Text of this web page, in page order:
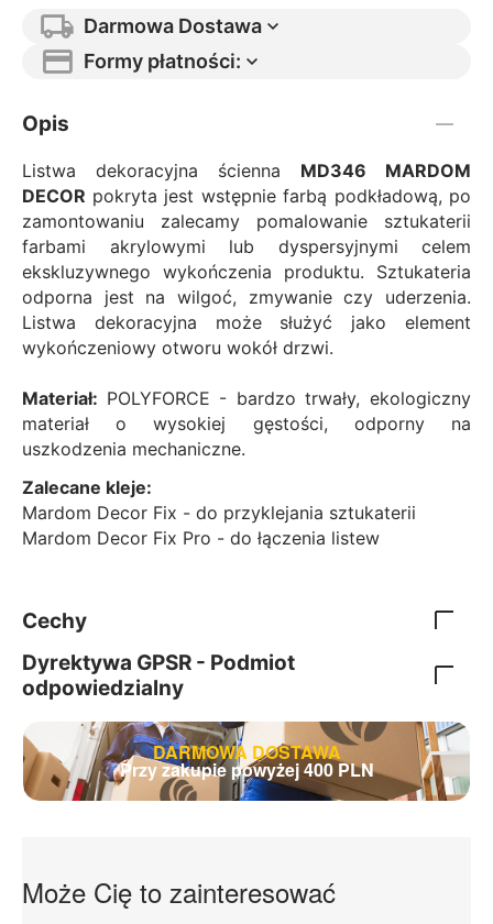
Darmowa Dostawa
Formy płatności:
Opis
Listwa dekoracyjna ścienna MD346 MARDOM
DECOR pokryta jest wstępnie farbą podkładową, po
zamontowaniu zalecamy pomalowanie sztukaterii
farbami akrylowymi lub dyspersyjnymi celem
ekskluzywnego wykończenia produktu. Sztukateria
odporna jest na wilgoć, zmywanie czy uderzenia.
Listwa dekoracyjna może służyć jako element
wykończeniowy otworu wokół drzwi.
Materiał: POLYFORCE - bardzo trwały, ekologiczny
materiał o wysokiej gęstości, odporny na
uszkodzenia mechaniczne.
Zalecane kleje:
Mardom Decor Fix - do przyklejania sztukaterii
Mardom Decor Fix Pro - do łączenia listew
Cechy
Dyrektywa GPSR - Podmiot
odpowiedzialny
DARMOWA DOSTAWA
Przy zakupie powyżej 400 PLN
Może Cię to zainteresować